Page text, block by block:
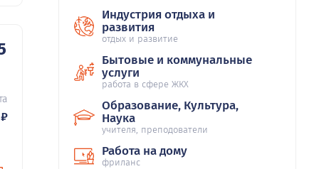
₽
Индустрия отдыха и
развития
отдых и развитие
Бытовые и коммунальные
услуги
работа в сфере ЖКХ
Образование, Культура,
Наука
учителя, преподователи
Работа на дому
фриланс